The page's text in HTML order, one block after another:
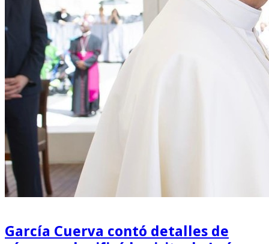
García Cuerva contó detalles de